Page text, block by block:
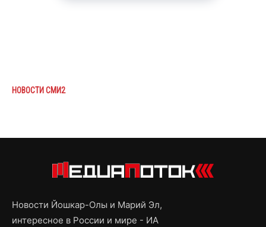
НОВОСТИ СМИ2
Новости Йошкар-Олы и Марий Эл,
интересное в России и мире - ИА